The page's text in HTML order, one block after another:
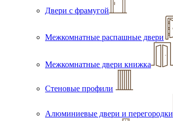
Двери с фрамугой
Межкомнатные распашные двери
Межкомнатные двери книжка
Стеновые профили
Алюминиевые двери и перегородки